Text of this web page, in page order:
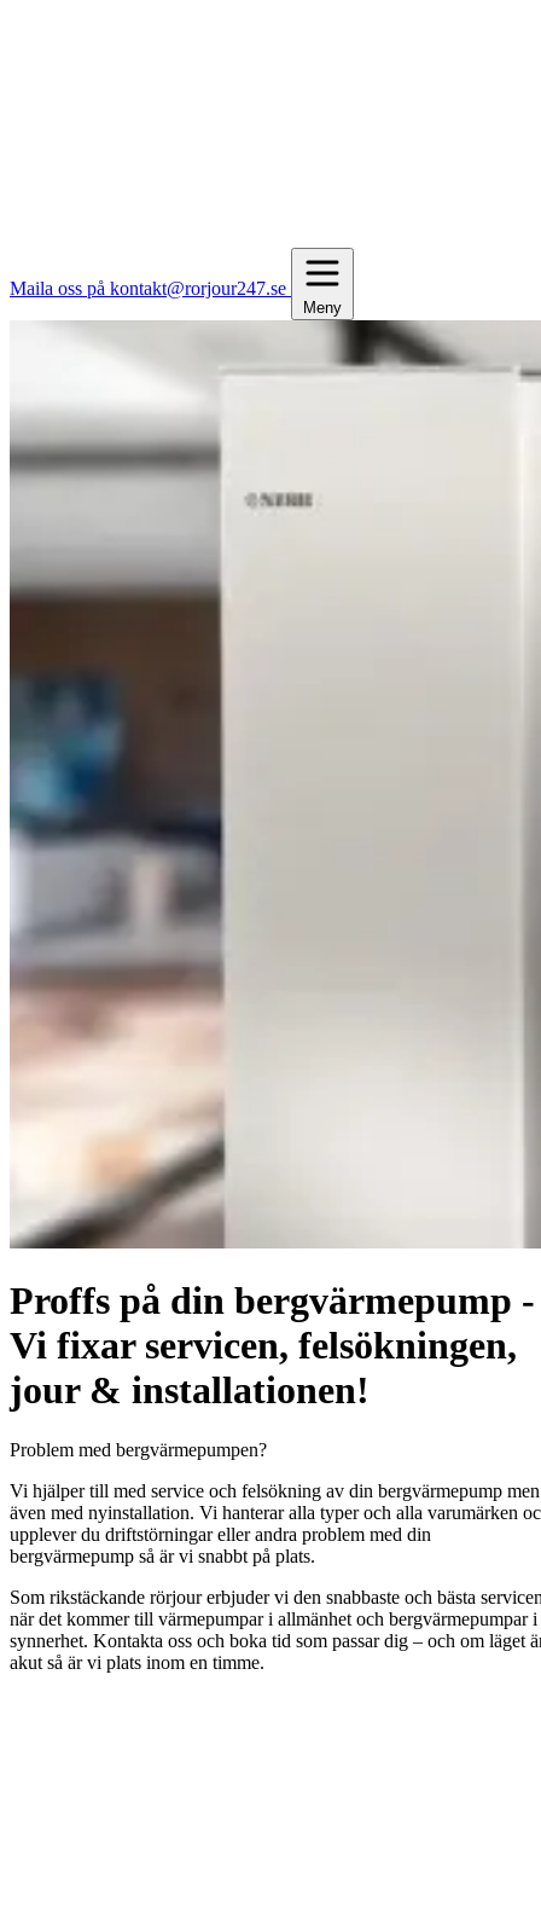
Maila oss på kontakt@rorjour247.se
Meny
Proffs på din bergvärmepump -
Vi fixar servicen, felsökningen,
jour & installationen!
Problem med bergvärmepumpen?
Vi hjälper till med service och felsökning av din bergvärmepump men
även med nyinstallation. Vi hanterar alla typer och alla varumärken
upplever du driftstörningar eller andra problem med din
bergvärmepump så är vi snabbt på plats.
Som rikstäckande rörjour erbjuder vi den snabbaste och bästa
när det kommer till värmepumpar i allmänhet och bergvärmepumpar i
synnerhet. Kontakta oss och boka tid som passar dig – och om läget
akut så är vi plats inom en timme.